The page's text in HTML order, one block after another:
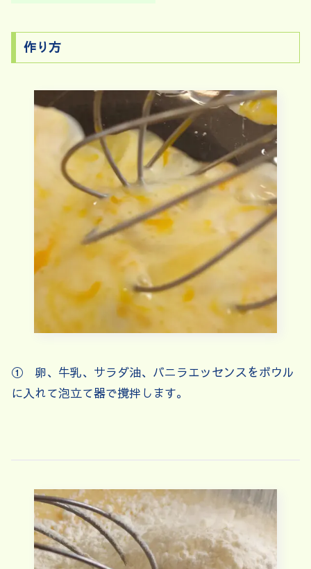
作り方
① 卵、牛乳、サラダ油、バニラエッセンスをボウル
に入れて泡立て器で撹拌します。